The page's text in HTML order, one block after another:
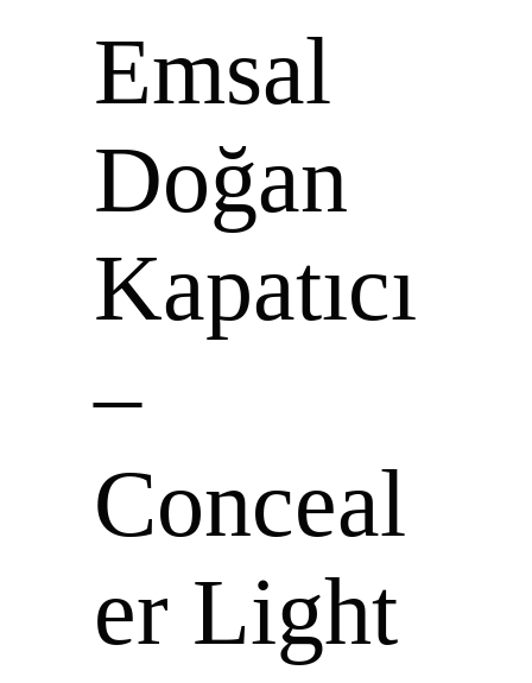
Emsal
Doğan
Kapatıcı
–
Conceal
er Light